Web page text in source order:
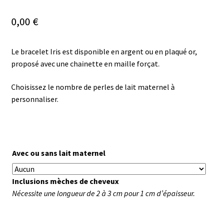
0,00 €
Le bracelet Iris est disponible en argent ou en plaqué or,
proposé avec une chainette en maille forçat.
Choisissez le nombre de perles de lait maternel à
personnaliser.
Avec ou sans lait maternel
Inclusions mèches de cheveux
Nécessite une longueur de 2 à 3 cm pour 1 cm d’épaisseur.